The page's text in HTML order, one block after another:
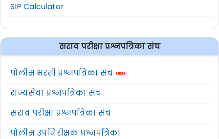
SIP Calculator
सराव परीक्षा प्रश्नपत्रिका संच
पोलीस भरती प्रश्नपत्रिका संच
राज्यसेवा प्रश्नपत्रिका संच
सराव परीक्षा प्रश्नपत्रिका संच
पोलीस उपनिरीक्षक प्रश्नपत्रिका